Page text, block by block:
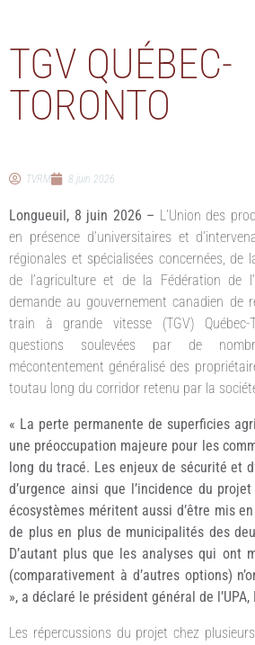
TGV QUÉBEC-
TORONTO
TVRM 8 juin 2026
Longueuil, 8 juin 2026 – L’Union des
en présence d’universitaires et
régionales et spécialisées concernées, de
de l’agriculture et de la Fédération de
demande au gouvernement canadien de
train à grande vitesse (TGV)
questions soulevées par de
mécontentement généralisé des
toutau long du corridor retenu par la
« La perte permanente de superficies
une préoccupation majeure pour les
long du tracé. Les enjeux de sécurité et
d’urgence ainsi que l’incidence du
écosystèmes méritent aussi d’être mis
de plus en plus de municipalités des
D’autant plus que les analyses qui ont
(comparativement à d’autres options)
», a déclaré le président général de
Les répercussions du projet chez